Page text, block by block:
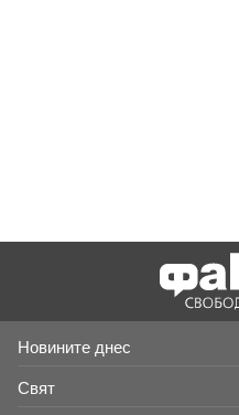
Новините днес
Свят